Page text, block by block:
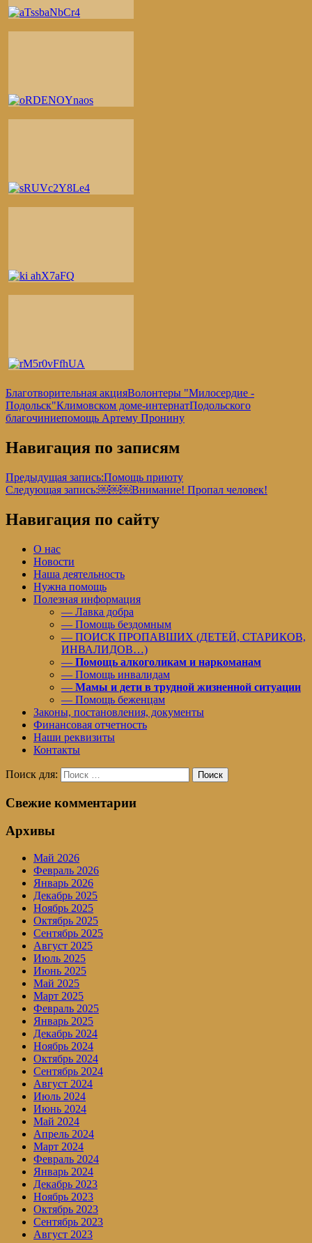
Благотворительная акцияВолонтеры "Милосердие -
Подольск"Климовском доме-интернатПодольского
благочиниепомощь Артему Пронину
Навигация по записям
Предыдущая запись:Помощь приюту
Следующая запись:￼￼￼Внимание! Пропал человек!
Навигация по сайту
О нас
Новости
Наша деятельность
Нужна помощь
Полезная информация
— Лавка добра
— Помощь бездомным
— ПОИСК ПРОПАВШИХ (ДЕТЕЙ, СТАРИКОВ,
ИНВАЛИДОВ…)
— Помощь алкоголикам и наркоманам
— Помощь инвалидам
— Мамы и дети в трудной жизненной ситуации
— Помощь беженцам
Законы, постановления, документы
Финансовая отчетность
Наши реквизиты
Контакты
Поиск для: Поиск
Свежие комментарии
Архивы
Май 2026
Февраль 2026
Январь 2026
Декабрь 2025
Ноябрь 2025
Октябрь 2025
Сентябрь 2025
Август 2025
Июль 2025
Июнь 2025
Май 2025
Март 2025
Февраль 2025
Январь 2025
Декабрь 2024
Ноябрь 2024
Октябрь 2024
Сентябрь 2024
Август 2024
Июль 2024
Июнь 2024
Май 2024
Апрель 2024
Март 2024
Февраль 2024
Январь 2024
Декабрь 2023
Ноябрь 2023
Октябрь 2023
Сентябрь 2023
Август 2023